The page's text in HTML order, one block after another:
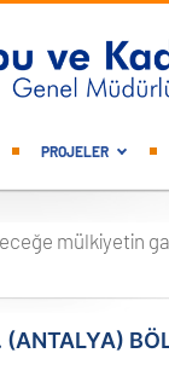
PROJELER
mülkiyetin